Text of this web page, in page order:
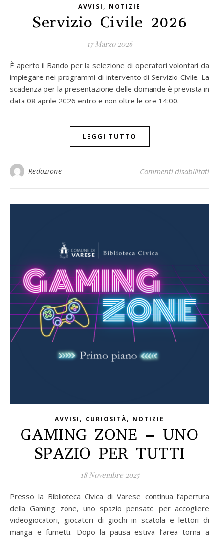
AVVISI , NOTIZIE
Servizio Civile 2026
17 Marzo 2026
È aperto il Bando per la selezione di operatori volontari da
impiegare nei programmi di intervento di Servizio Civile. La
scadenza per la presentazione delle domande è prevista in
data 08 aprile 2026 entro e non oltre le ore 14:00.
LEGGI TUTTO
Redazione Commenti disabilitati
AVVISI , CURIOSITÀ, NOTIZIE
GAMING ZONE – UNO
SPAZIO PER TUTTI
18 Novembre 2025
Presso la Biblioteca Civica di Varese continua l’apertura
della Gaming zone, uno spazio pensato per accogliere
videogiocatori, giocatori di giochi in scatola e lettori di
manga e fumetti. Dopo la pausa estiva l’area torna a